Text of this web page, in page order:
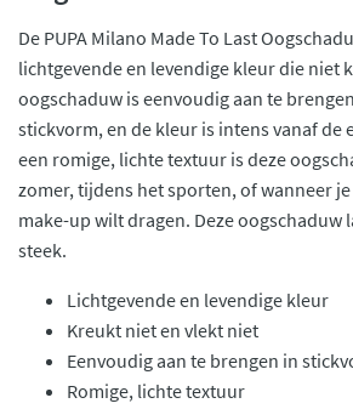
De PUPA Milano Made To Last
lichtgevende en levendige kleur die niet
oogschaduw is eenvoudig aan te
stickvorm, en de kleur is intens vanaf de
een romige, lichte textuur is deze
zomer, tijdens het sporten, of wanneer
make-up wilt dragen. Deze oogschaduw
steek.
Lichtgevende en levendige kleur
Kreukt niet en vlekt niet
Eenvoudig aan te brengen in
Romige, lichte textuur